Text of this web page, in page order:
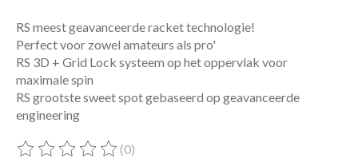
RS meest geavanceerde racket technologie!
Perfect voor zowel amateurs als pro'
RS 3D + Grid Lock systeem op het oppervlak voor
maximale spin
RS grootste sweet spot gebaseerd op geavanceerde
engineering
De beoordeling van dit product is
(0)